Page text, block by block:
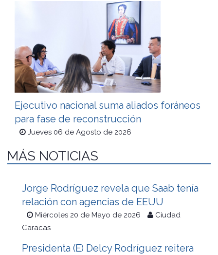
Ejecutivo nacional suma aliados foráneos
para fase de reconstrucción
Jueves 06 de Agosto de 2026
MÁS NOTICIAS
Jorge Rodríguez revela que Saab tenía
relación con agencias de EEUU
Miércoles 20 de Mayo de 2026
Ciudad
Caracas
Presidenta (E) Delcy Rodríguez reitera